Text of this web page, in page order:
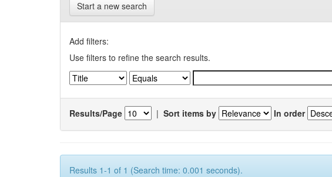
Start a new search
Add filters:
Use filters to refine the search results.
Results/Page | Sort items by In order
Results 1-1 of 1 (Search time: 0.001 seconds).